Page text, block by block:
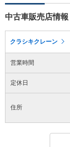
中古車販売店情報
クラシキクレーン
営業時間
定休日
住所